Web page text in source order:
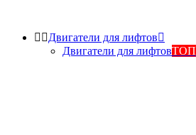
 Двигатели для лифтов
Двигатели для лифтовТОП